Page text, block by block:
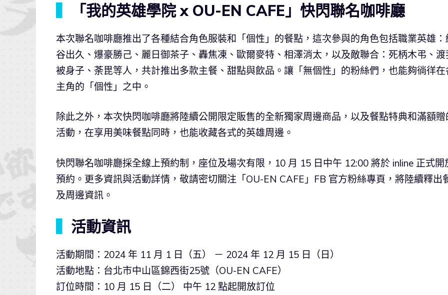
「我的英雄學院 x OU-EN CAFE」快閃聯名咖啡廳
本次聯名咖啡廳推出了各種結合角色服裝和「個性」的餐點，這次參與的角色包括職業英雄：
谷出久、爆豪勝己、麗日御茶子、轟焦凍、歐爾麥特、相澤消太，以及敵聯合：死柄木弔、渡
被身子、荼毘等人，共計推出多款主餐、甜點與飲品。讓「無個性」的粉絲們，也能夠徜徉在
主角的「個性」之中。
除此之外，本次快閃咖啡廳將陸續公開限定販售的全新獨家周邊商品，以及餐點特典和滿額贈
活動，在享用美味餐點同時，也能收藏各式的英雄周邊。
快閃聯名咖啡廳採全線上預約制，座位及場次有限，10 月 15 日中午 12:00 將於 inline 正式開
預約。更多資訊與活動詳情，敬請密切關注「OU-EN CAFE」FB 官方粉絲專頁，將陸續釋出
及周邊資訊。
活動資訊
活動期間：2024 年 11 月 1 日（五） － 2024 年 12 月 15 日（日）
活動地點：台北市中山區錦西街25號（OU-EN CAFE）
訂位時間：10 月 15 日（二） 中午 12 點起開放訂位